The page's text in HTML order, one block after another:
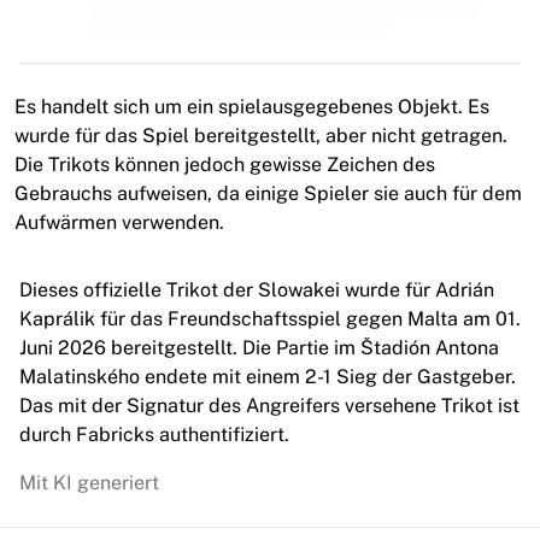
US Women's Soccer
NWSL
OL Lyonnes
Paris Saint-Germain Feminines
Arsenal WFC
Browse by country
Highlights
Charlotte Hornets
Chicago Bulls
LA Clippers
Portland Trail Blazers
Virtus Bologna
Top NBA Teams
Charlotte Hornets
Es handelt sich um ein spielausgegebenes Objekt. Es
wurde für das Spiel bereitgestellt, aber nicht getragen.
Die Trikots können jedoch gewisse Zeichen des
Gebrauchs aufweisen, da einige Spieler sie auch für dem
Aufwärmen verwenden.
Dieses offizielle Trikot der Slowakei wurde für Adrián
Kaprálik für das Freundschaftsspiel gegen Malta am 01.
Juni 2026 bereitgestellt. Die Partie im Štadión Antona
Malatinského endete mit einem 2-1 Sieg der Gastgeber.
Das mit der Signatur des Angreifers versehene Trikot ist
durch Fabricks authentifiziert.
Mit KI generiert